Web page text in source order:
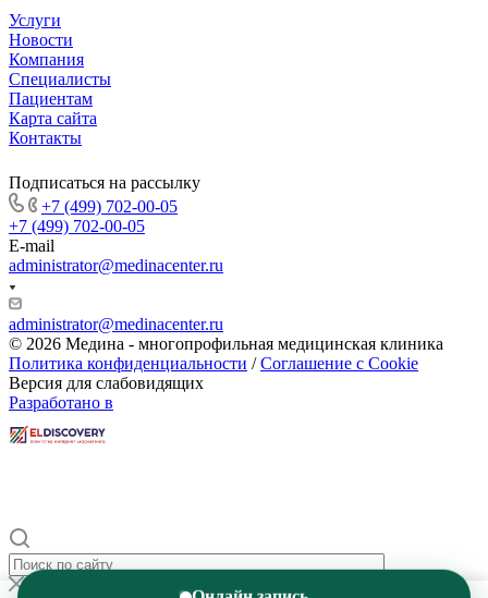
Услуги
Новости
Компания
Специалисты
Пациентам
Карта сайта
Контакты
Подписаться на рассылку
+7 (499) 702-00-05
+7 (499) 702-00-05
E-mail
administrator@medinacenter.ru
administrator@medinacenter.ru
© 2026 Медина - многопрофильная медицинская клиника
Политика конфиденциальности /Соглашение с Cookie
Версия для слабовидящих
Разработано в
Онлайн запись